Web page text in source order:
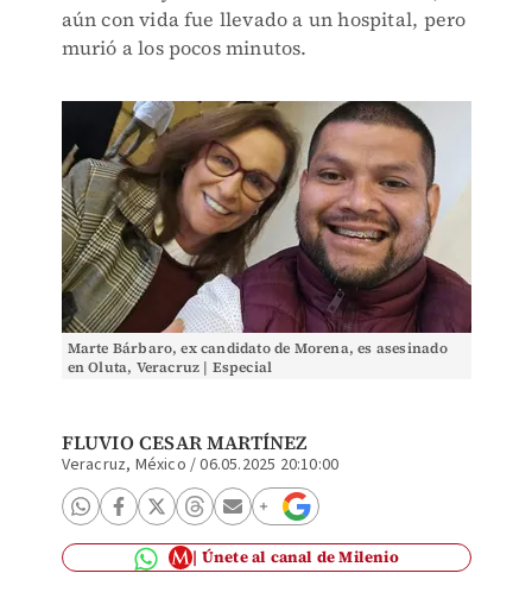
aún con vida fue llevado a un hospital, pero
murió a los pocos minutos.
Marte Bárbaro, ex candidato de Morena, es asesinado
en Oluta, Veracruz | Especial
FLUVIO CESAR MARTÍNEZ
Veracruz, México /06.05.2025 20:10:00
Únete al canal de Milenio